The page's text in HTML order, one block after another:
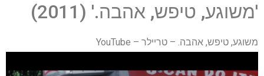
'משוגע, טיפש, אהבה.' (2011)
משוגע, טיפש, אהבה. – טריילר – YouTube